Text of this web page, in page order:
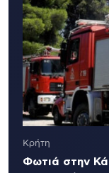
Κρήτη
Φωτιά στην